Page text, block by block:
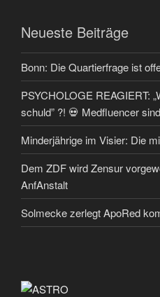
Neueste Beiträge
Bonn: Die Quartierfrage ist
PSYCHOLOGE REAGIERT:
schuld” ?! 💀 Medfluencer
Minderjährige im Visier: Die
Dem ZDF wird Zensur
AnfAnstalt
Solmecke zerlegt ApoRed